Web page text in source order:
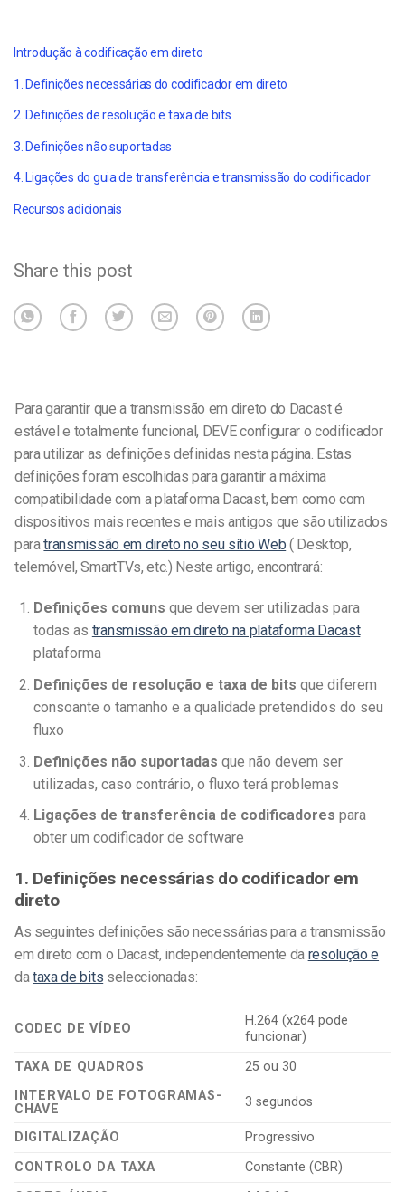
Introdução à codificação em direto
1. Definições necessárias do codificador em direto
2. Definições de resolução e taxa de bits
3. Definições não suportadas
4. Ligações do guia de transferência e transmissão do codificador
Recursos adicionais
Share this post
Para garantir que a transmissão em direto do Dacast é
estável e totalmente funcional, DEVE configurar o codificador
para utilizar as definições definidas nesta página. Estas
definições foram escolhidas para garantir a máxima
compatibilidade com a plataforma Dacast, bem como com
dispositivos mais recentes e mais antigos que são utilizados
paratransmissão em direto no seu sítio Web (Desktop,
telemóvel, SmartTVs, etc.) Neste artigo, encontrará:
Definições comuns que devem ser utilizadas para
todas as transmissão em direto na plataforma Dacast
plataforma
Definições de resolução e taxa de bits que diferem
consoante o tamanho e a qualidade pretendidos do seu
fluxo
Definições não suportadas que não devem ser
utilizadas, caso contrário, o fluxo terá problemas
Ligações de transferência de codificadores para
obter um codificador de software
1. Definições necessárias do codificador em
direto
As seguintes definições são necessárias para a transmissão
em direto com o Dacast, independentemente da resolução e
dataxa de bits seleccionadas:
CODEC DE VÍDEO
H.264 (x264 pode
funcionar)
TAXA DE QUADROS
25 ou 30
INTERVALO DE FOTOGRAMAS-
CHAVE
3 segundos
DIGITALIZAÇÃO
Progressivo
CONTROLO DA TAXA
Constante (CBR)